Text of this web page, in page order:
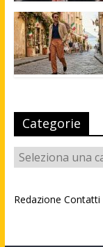
Categorie
Categorie
Redazione Contatti